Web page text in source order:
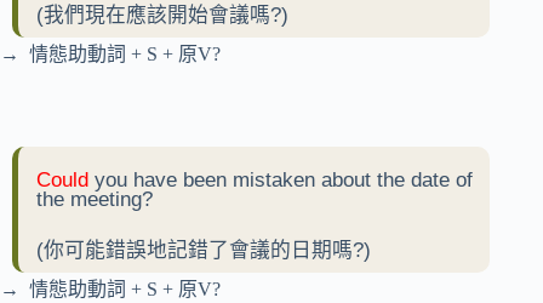
(我們現在應該開始會議嗎?)
→ 情態助動詞 + S + 原V?
Could you have been mistaken about the date of
the meeting?
(你可能錯誤地記錯了會議的日期嗎?)
→ 情態助動詞 + S + 原V?